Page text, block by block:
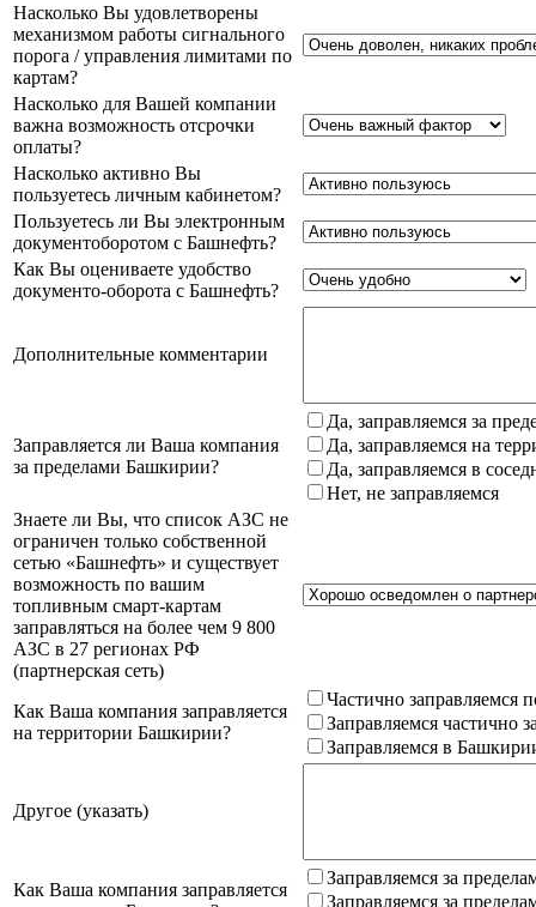
Насколько Вы удовлетворены
механизмом работы сигнального
порога / управления лимитами по
картам?
Насколько для Вашей компании
важна возможность отсрочки
оплаты?
Насколько активно Вы
пользуетесь личным кабинетом?
Пользуетесь ли Вы электронным
документоборотом с Башнефть?
Как Вы оцениваете удобство
документо-оборота с Башнефть?
Дополнительные комментарии
Заправляется ли Ваша компания
за пределами Башкирии?
Да, заправляемся за
Да, заправляемся на
Да, заправляемся в
Нет, не заправляемся
Знаете ли Вы, что список АЗС не
ограничен только собственной
сетью «Башнефть» и существует
возможность по вашим
топливным смарт-картам
заправляться на более чем 9 800
АЗС в 27 регионах РФ
(партнерская сеть)
Как Ваша компания заправляется
на территории Башкирии?
Частично заправляемся
Заправляемся частично
Заправляемся в
Другое (указать)
Как Ваша компания заправляется
Заправляемся за
Заправляемся за